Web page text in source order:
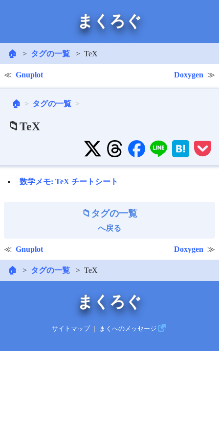
まくろぐ
🏠 タグの一覧 TeX
Gnuplot Doxygen
🏠 タグの一覧
📁TeX
数学メモ: TeX チートシート
タグの一覧
へ戻る
Gnuplot Doxygen
🏠 タグの一覧 TeX
まくろぐ
サイトマップ まくへのメッセージ